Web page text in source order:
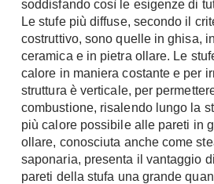
Divani
Divani moderni
Divani classici
Poltrone
Poltroncine
Divanoletto
Chaise Longue
Divani Angolo
soddisfando così le esigenze di
Le stufe più diffuse, secondo il
costruttivo, sono quelle in ghisa,
ceramica e in pietra ollare. Le
calore in maniera costante e per
struttura è verticale, per
combustione, risalendo lungo la
più calore possibile alle pareti in
ollare, conosciuta anche come
saponaria, presenta il vantaggio
pareti della stufa una grande